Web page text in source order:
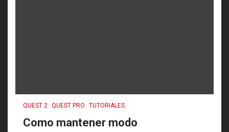
QUEST 2 QUEST PRO TUTORIALES
Como mantener modo